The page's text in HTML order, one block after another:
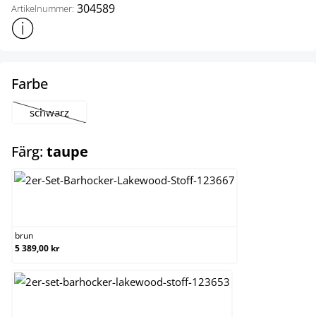
Artikelnummer: 304589
Visa mer produktinformation
Farbeselect
schwarz
(Det här alternativet är för närvarande inte tillgängligt.)
Färg: taupe
brun
5 389,00 kr